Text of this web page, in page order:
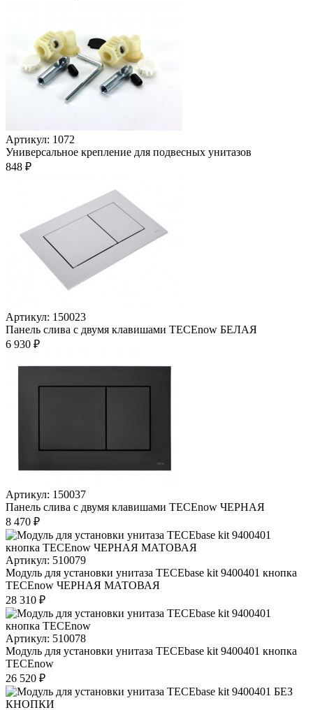
Артикул: 1072
Универсальное крепление для подвесных унитазов
848 ₽
Артикул: 150023
Панель слива с двумя клавишами TECEnow БЕЛАЯ
6 930 ₽
Артикул: 150037
Панель слива с двумя клавишами TECEnow ЧЕРНАЯ
8 470 ₽
Артикул: 510079
Модуль для установки унитаза TECEbase kit 9400401 кнопка
TECEnow ЧЕРНАЯ МАТОВАЯ
28 310 ₽
Артикул: 510078
Модуль для установки унитаза TECEbase kit 9400401 кнопка
TECEnow
26 520 ₽